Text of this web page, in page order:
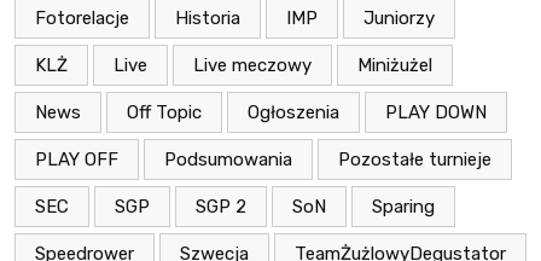
Fotorelacje Historia IMP Juniorzy
KLŻ Live Live meczowy Miniżużel
News Off Topic Ogłoszenia PLAY DOWN
PLAY OFF Podsumowania Pozostałe turnieje
SEC SGP SGP 2 SoN Sparing
Speedrower Szwecja TeamŻużlowyDegustator